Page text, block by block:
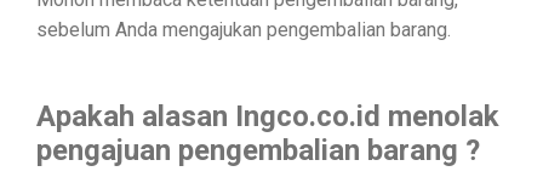
sebelum Anda mengajukan pengembalian barang.
Apakah alasan Ingco.co.id menolak
pengajuan pengembalian barang ?